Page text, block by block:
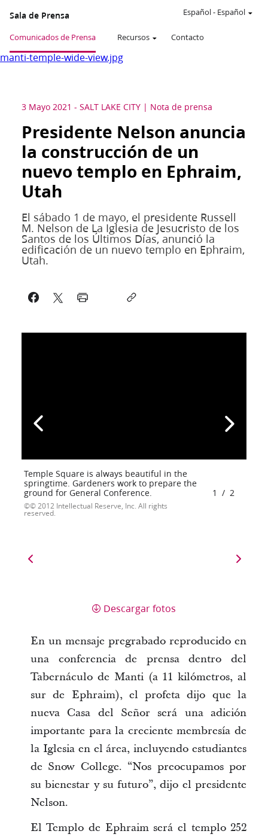
Sala de Prensa
Comunicados de Prensa Recursos Contacto
Español- Español
manti-temple-wide-view.jpg
3 Mayo 2021 - SALT LAKE CITY Nota de prensa
Presidente Nelson anuncia
la construcción de un
nuevo templo en Ephraim,
Utah
El sábado 1 de mayo, el presidente Russell
M. Nelson de La Iglesia de Jesucristo de los
Santos de los Últimos Días, anunció la
edificación de un nuevo templo en Ephraim,
Utah.
Temple Square is always beautiful in the
springtime. Gardeners work to prepare the
ground for General Conference.
© 2012 Intellectual Reserve, Inc. All rights
reserved.
1 / 2
Descargar fotos
En un mensaje pregrabado reproducido en
una conferencia de prensa dentro del
Tabernáculo de Manti (a 11 kilómetros, al
sur de Ephraim), el profeta dijo que la
nueva Casa del Señor será una adición
importante para la creciente membresía de
la Iglesia en el área, incluyendo estudiantes
de Snow College. “Nos preocupamos por
su bienestar y su futuro”, dijo el presidente
Nelson.
El Templo de Ephraim será el templo 252